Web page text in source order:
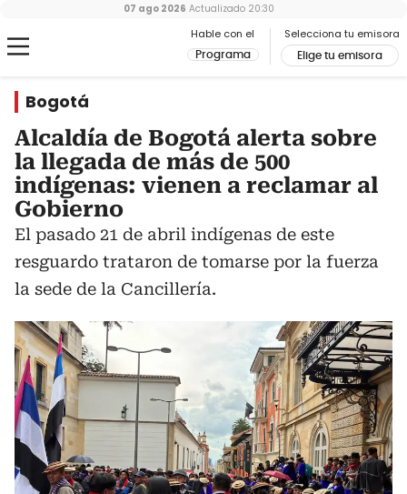
Hable con el
Programa
Selecciona tu emisora
Elige tu emisora
07 ago 2026 Actualizado 20:30
Bogotá
Alcaldía de Bogotá alerta sobre
la llegada de más de 500
indígenas: vienen a reclamar al
Gobierno
El pasado 21 de abril indígenas de este
resguardo trataron de tomarse por la fuerza
la sede de la Cancillería.